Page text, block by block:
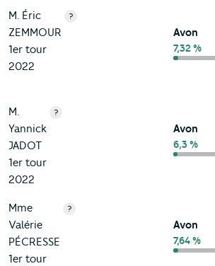
M. Éric
ZEMMOUR
1er tour
2022
?
Avon
7,32 %
M.
Yannick
JADOT
1er tour
2022
?
Avon
6,3 %
Mme
Valérie
PÉCRESSE
1er tour
?
Avon
7,64 %